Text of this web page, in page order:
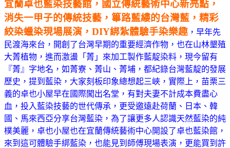
宜蘭卓也藍染技藝館，國立傳統藝術中心新亮點，
消失一甲子的傳統技藝，篳路藍縷的台灣藍，精彩
絞染蠟染現場展演，DIY綁紮體驗手染樂趣 ，早年先
民渡海來台，開創了台灣早期的重要經濟作物，也在山林墾殖
大菁植物，進而激盪「菁」來加工製作藍靛染料，現今留有
『菁』字地名，如菁寮、菁山、菁埔，都紀錄台灣藍靛的發展
歷史，提到藍染，大家刻板印象總想起三峽，實際上，苗栗三
義的卓也小屋早在國際闖出名堂，有對夫妻不計成本費盡心
血，投入藍染技藝的世代傳承，更受邀遠赴荷蘭、日本、韓
國、馬來西亞分享台灣藍染，為了讓更多人認識天然藍染的純
樸美麗，卓也小屋也在宜蘭傳統藝術中心開設了卓也藍染館，
來到這可體驗手綁藍染，也能見到師傅現場表演，更能買到許